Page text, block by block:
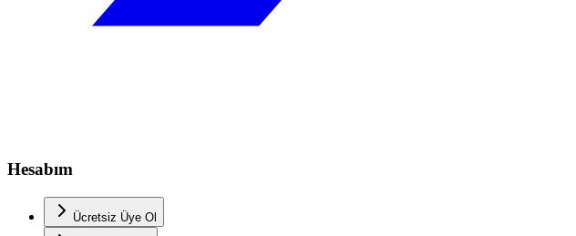
Hesabım
Ücretsiz Üye Ol